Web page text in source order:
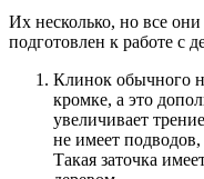
Их несколько, но все
подготовлен к работе с
Клинок обычного
кромке, а это
увеличивает
не имеет
Такая заточка